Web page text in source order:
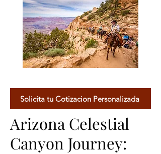
Solicita tu Cotizacion Personalizada
Arizona Celestial
Canyon Journey: